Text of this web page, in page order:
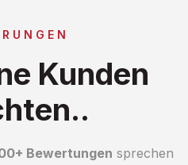
Kunden
Bewertungen sprechen